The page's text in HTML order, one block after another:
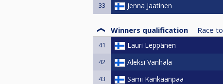
33 Jenna Jaatinen
Winners qualification Race to
41 Lauri Leppänen
42 Aleksi Vanhala
43 Sami Kankaanpää